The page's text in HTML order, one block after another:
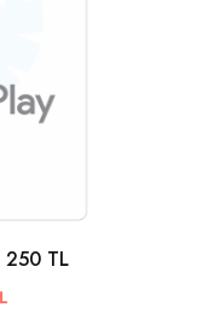
250 TL